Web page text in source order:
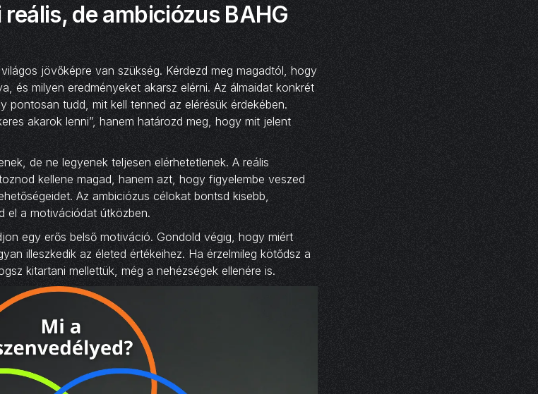
de ambiciózus BAHG
jövőképre van szükség. Kérdezd meg magadtól, hogy
és milyen eredményeket akarsz elérni. Az álmaidat konkrét
pontosan tudd, mit kell tenned az elérésük érdekében.
akarok lenni”, hanem határozd meg, hogy mit jelent
de ne legyenek teljesen elérhetetlenek. A reális
kellene magad, hanem azt, hogy figyelembe veszed
Az ambiciózus célokat bontsd kisebb,
el a motivációdat útközben.
egy erős belső motiváció. Gondold végig, hogy miért
illeszkedik az életed értékeihez. Ha érzelmileg kötődsz a
kitartani mellettük, még a nehézségek ellenére is.